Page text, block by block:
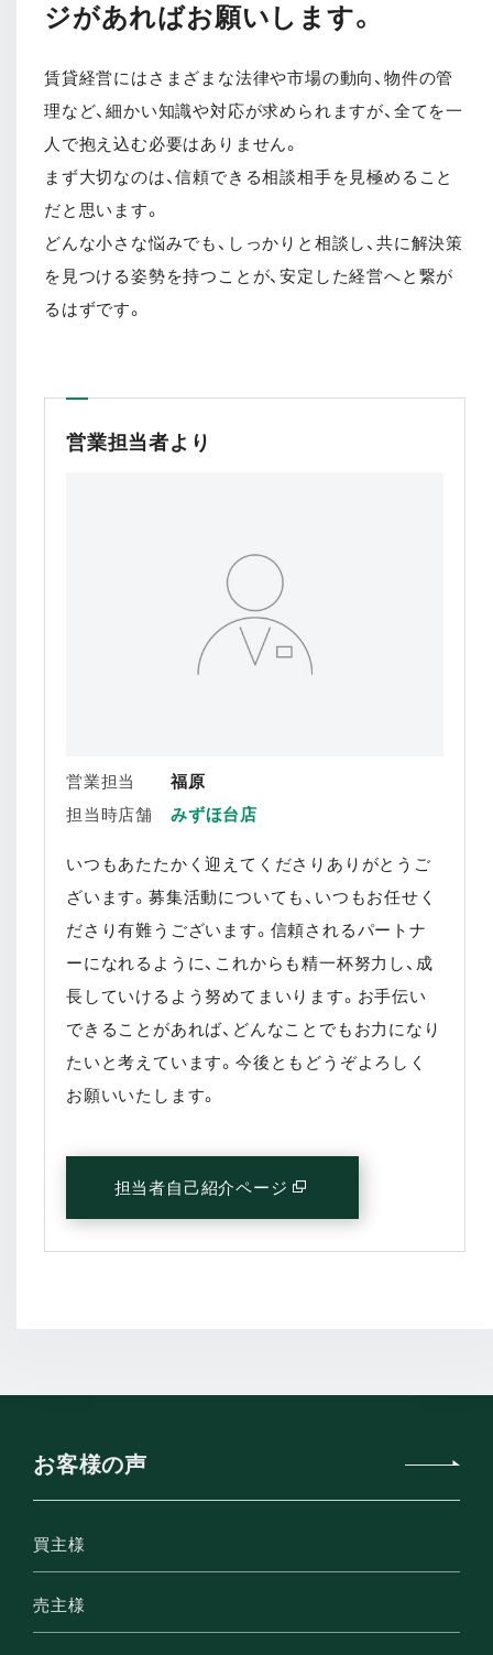
ジがあればお願いします。
賃貸経営にはさまざまな法律や市場の動向、物件の管
理など、細かい知識や対応が求められますが、全てを一
人で抱え込む必要はありません。
まず大切なのは、信頼できる相談相手を見極めること
だと思います。
どんな小さな悩みでも、しっかりと相談し、共に解決策
を見つける姿勢を持つことが、安定した経営へと繋が
るはずです。
営業担当者より
営業担当
福原
担当時店舗
みずほ台店
いつもあたたかく迎えてくださりありがとうご
ざいます。募集活動についても、いつもお任せく
ださり有難うございます。信頼されるパートナ
ーになれるように、これからも精一杯努力し、成
長していけるよう努めてまいります。お手伝い
できることがあれば、どんなことでもお力になり
たいと考えています。今後ともどうぞよろしく
お願いいたします。
担当者自己紹介ページ
お客様の声
買主様
売主様